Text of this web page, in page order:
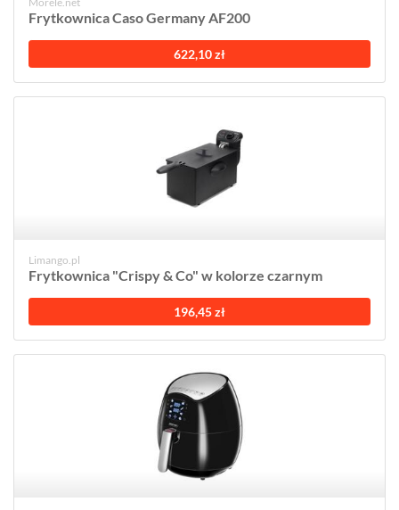
Frytkownica Caso Germany AF200
622,10 zł
Limango.pl
Frytkownica "Crispy & Co" w kolorze czarnym
196,45 zł